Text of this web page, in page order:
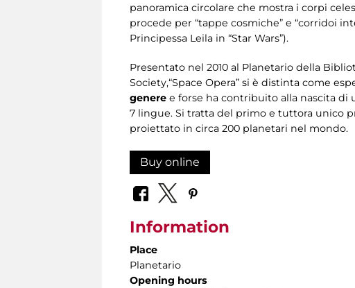
panoramica circolare che mostra i corpi
procede per “tappe cosmiche” e “corridoi
Principessa Leila in “Star Wars”).
Presentato nel 2010 al Planetario della
Society,“Space Opera” si è distinta come
genere e forse ha contribuito alla nascita
7 lingue. Si tratta del primo e tuttora unico
proiettato in circa 200 planetari nel mondo.
Buy online
Information
Place
Planetario
Opening hours